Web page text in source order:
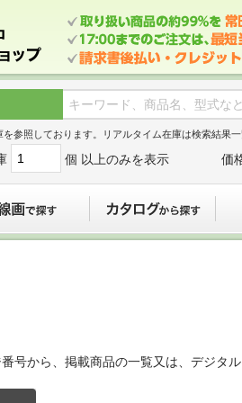
を参照しております。リアルタイム在庫は検索結果一
個 以上のみを表示 価
号から、掲載商品の一覧又は、デジタ